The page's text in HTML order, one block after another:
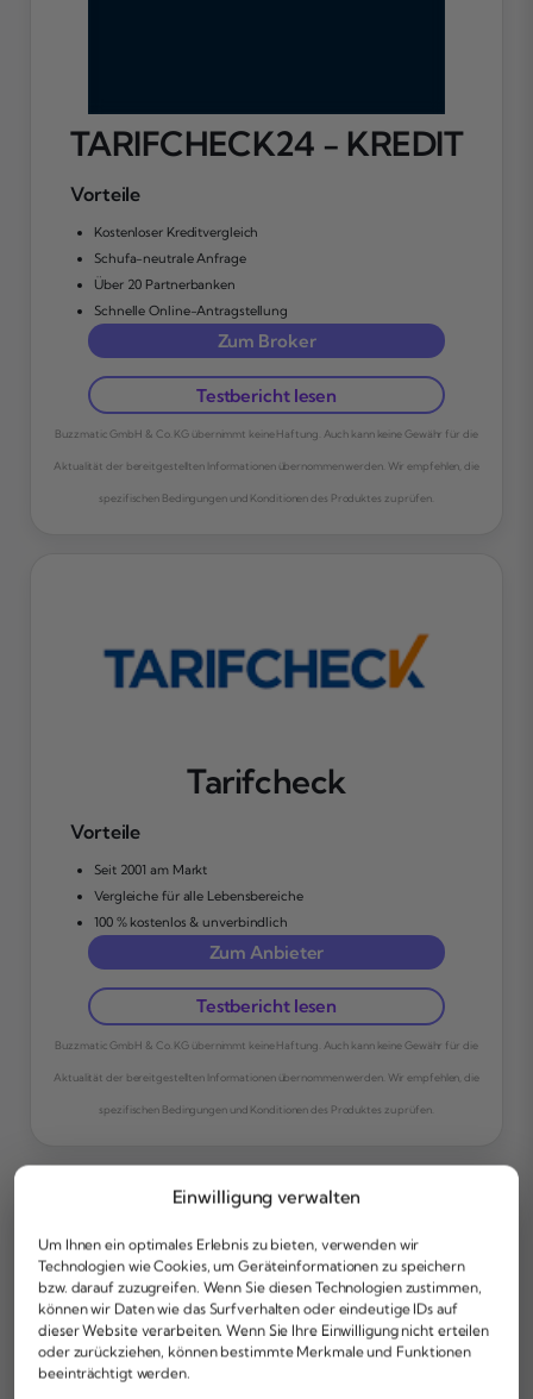
Einwilligung verwalten
Um Ihnen ein optimales Erlebnis zu bieten, verwenden wir
Technologien wie Cookies, um Geräteinformationen zu speichern
bzw. darauf zuzugreifen. Wenn Sie diesen Technologien zustimmen,
können wir Daten wie das Surfverhalten oder eindeutige IDs auf
dieser Website verarbeiten. Wenn Sie Ihre Einwilligung nicht erteilen
oder zurückziehen, können bestimmte Merkmale und Funktionen
beeinträchtigt werden.
TARIFCHECK24 - KREDIT
Vorteile
Kostenloser Kreditvergleich
Schufa-neutrale Anfrage
Über 20 Partnerbanken
Schnelle Online-Antragstellung
Zum Broker
Testbericht lesen
Buzzmatic GmbH & Co. KG übernimmt keine Haftung. Auch kann keine Gewähr für die
Aktualität der bereitgestellten Informationen übernommen werden. Wir empfehlen, die
spezifischen Bedingungen und Konditionen des Produktes zu prüfen.
Tarifcheck
Vorteile
Seit 2001 am Markt
Vergleiche für alle Lebensbereiche
100 % kostenlos & unverbindlich
Zum Anbieter
Testbericht lesen
Buzzmatic GmbH & Co. KG übernimmt keine Haftung. Auch kann keine Gewähr für die
Aktualität der bereitgestellten Informationen übernommen werden. Wir empfehlen, die
spezifischen Bedingungen und Konditionen des Produktes zu prüfen.
Konditionen und
Zinsen der Deutschen